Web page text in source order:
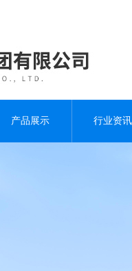
产品展示 行业资讯